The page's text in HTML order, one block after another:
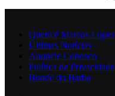
Quem é Marcos Lopes
Últimas Notícias
Anuncie Conosco
Política de Privacidade
Bonde do Barba